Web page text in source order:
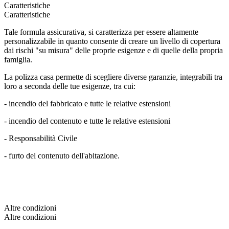
Caratteristiche
Caratteristiche
Tale formula assicurativa, si caratterizza per essere altamente
personalizzabile in quanto consente di creare un livello di copertura
dai rischi "su misura" delle proprie esigenze e di quelle della propria
famiglia.
La polizza casa permette di scegliere diverse garanzie, integrabili tra
loro a seconda delle tue esigenze, tra cui:
- incendio del fabbricato e tutte le relative estensioni
- incendio del contenuto e tutte le relative estensioni
- Responsabilità Civile
- furto del contenuto dell'abitazione.
Altre condizioni
Altre condizioni